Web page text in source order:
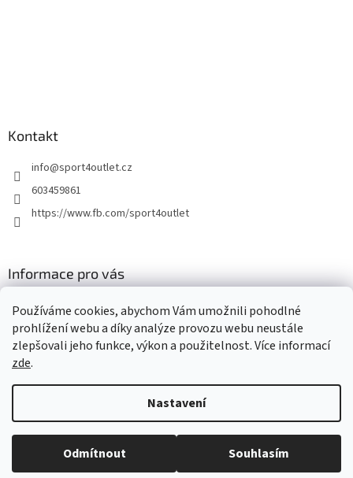
Používáme cookies, abychom Vám umožnili pohodlné
prohlížení webu a díky analýze provozu webu neustále
zlepšovali jeho funkce, výkon a použitelnost. Více informací
zde.
Nastavení
Odmítnout Souhlasím
Kontakt
info@sport4outlet.cz
603459861
https://www.fb.com/sport4outlet
Informace pro vás
GDPR
Moje objednávka
Copyright 2026Sport4outlet. Všechna práva vyhrazena.Upravit